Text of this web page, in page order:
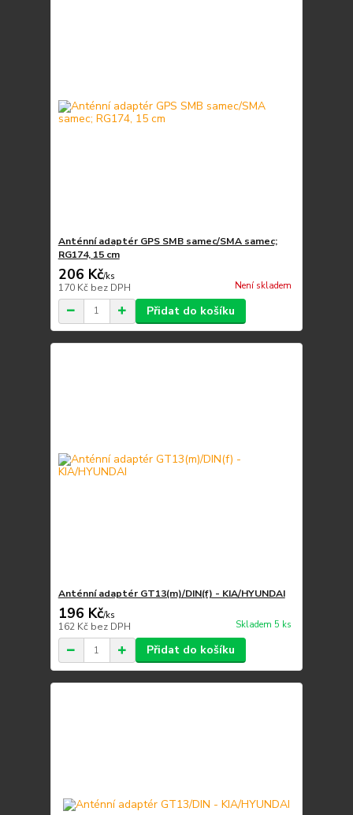
Anténní adaptér GPS SMB samec/SMA samec;
RG174, 15 cm
206 Kč/ks
170 Kč bez DPH Není skladem
Přidat do košíku
Anténní adaptér GT13(m)/DIN(f) - KIA/HYUNDAI
196 Kč/ks
162 Kč bez DPH Skladem 5 ks
Přidat do košíku